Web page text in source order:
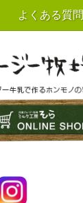
よくある質問